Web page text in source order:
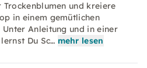
und kreiere
in einem gemütlichen
Anleitung und in einer
Du Sc… mehr lesen